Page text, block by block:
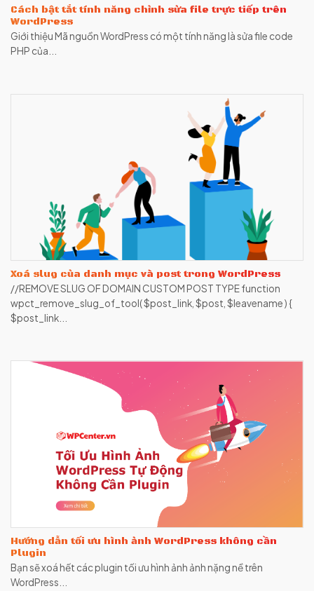
Cách bật tắt tính năng chỉnh sửa file trực tiếp trên
WordPress
Giới thiệu Mã nguồn WordPress có một tính năng là sửa file code
PHP của...
Xoá slug của danh mục và post trong WordPress
//REMOVE SLUG OF DOMAIN CUSTOM POST TYPE function
wpct_remove_slug_of_tool( $post_link, $post, $leavename ) {
$post_link...
Hướng dẫn tối ưu hình ảnh WordPress không cần
Plugin
Bạn sẽ xoá hết các plugin tối ưu hình ảnh ảnh nặng nề trên
WordPress...